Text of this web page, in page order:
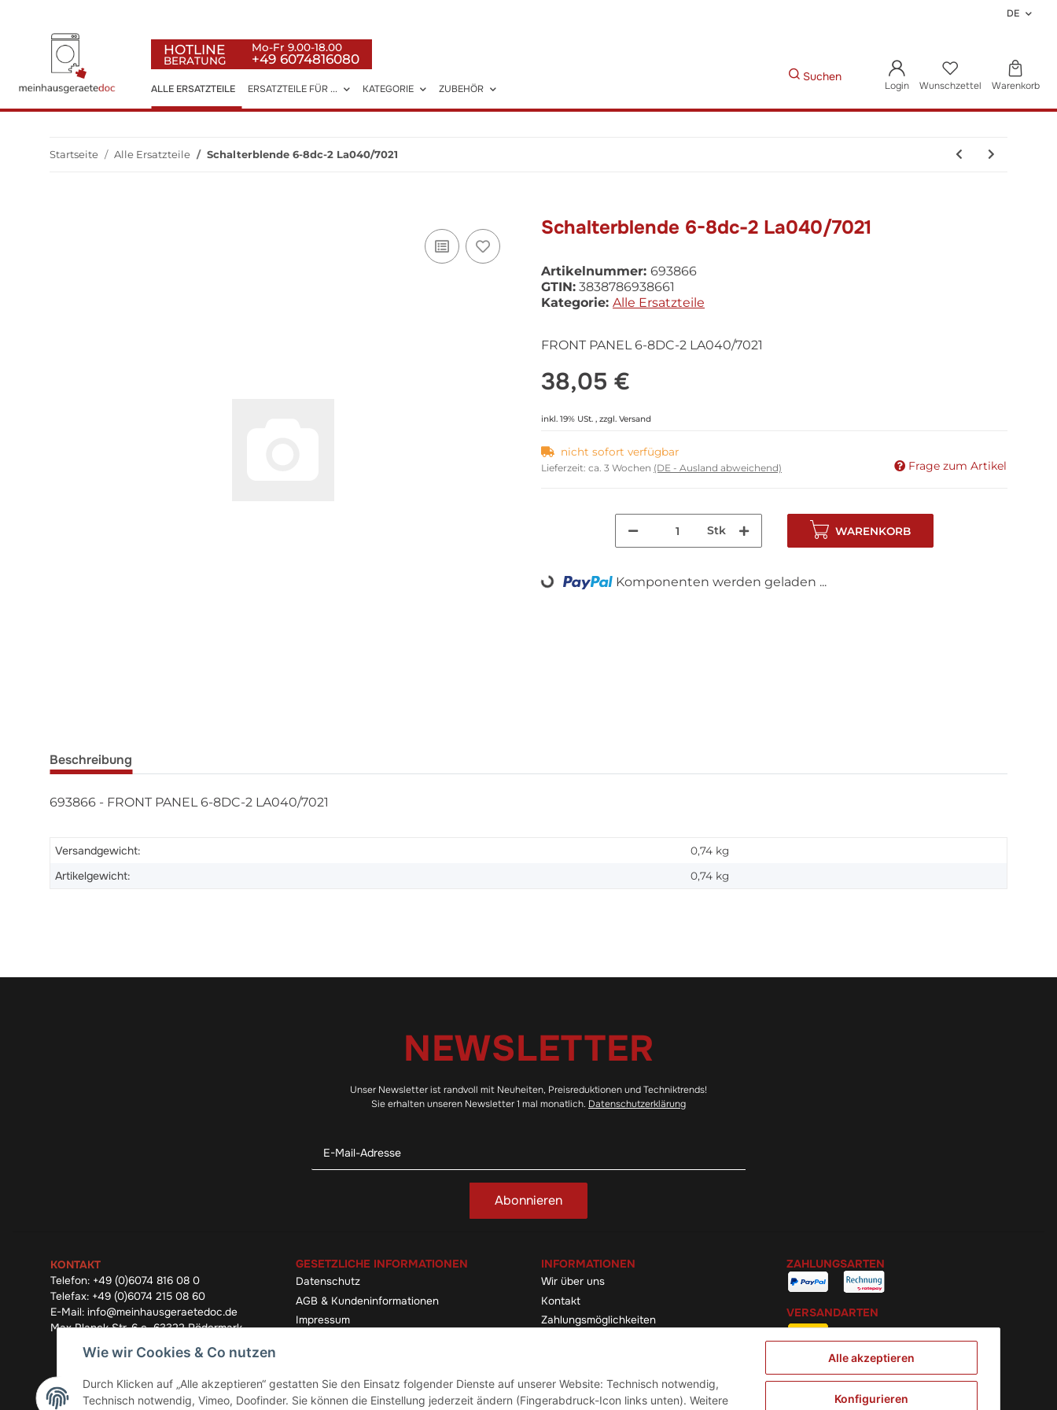
DE
Suchen
Login Wunschzettel Warenkorb
HOTLINE
BERATUNG
Mo-Fr 9.00-18.00
+49 6074816080
ALLE ERSATZTEILE ERSATZTEILE FÜR ... KATEGORIE ZUBEHÖR
Startseite Alle Ersatzteile Schalterblende 6-8dc-2 La040/7021
Schalterblende 6-8dc-2 La040/7021
Artikelnummer: 693866
GTIN: 3838786938661
Kategorie: Alle Ersatzteile
FRONT PANEL 6-8DC-2 LA040/7021
38,05 €
inkl. 19% USt. , zzgl. Versand
nicht sofort verfügbar
Lieferzeit: ca. 3 Wochen (DE - Ausland abweichend) Frage zum Artikel
Stk WARENKORB
Loading... Komponenten werden geladen ...
Beschreibung
693866 - FRONT PANEL 6-8DC-2 LA040/7021
Versandgewicht: 0,74 kg
Artikelgewicht: 0,74 kg
NEWSLETTER
Unser Newsletter ist randvoll mit Neuheiten, Preisreduktionen und Techniktrends!
Sie erhalten unseren Newsletter 1 mal monatlich. Datenschutzerklärung
Abonnieren
KONTAKT
Telefon: +49 (0)6074 816 08 0
Telefax: +49 (0)6074 215 08 60
E-Mail: info@meinhausgeraetedoc.de
Max Planck Str. 6 c, 63322 Rödermark
GESETZLICHE INFORMATIONEN
Datenschutz
AGB & Kundeninformationen
Impressum
INFORMATIONEN
Wir über uns
Kontakt
Zahlungsmöglichkeiten
ZAHLUNGSARTEN
VERSANDARTEN
Vertrag widerrufen
Wie wir Cookies & Co nutzen
Durch Klicken auf „Alle akzeptieren“ gestatten Sie den Einsatz folgender Dienste auf unserer Website: Technisch notwendig,
Technisch notwendig, Vimeo, Doofinder. Sie können die Einstellung jederzeit ändern (Fingerabdruck-Icon links unten). Weitere
Alle akzeptieren
Konfigurieren